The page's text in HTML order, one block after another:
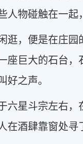
人物碰触在一起
逛，便是在庄
座巨大的石台
好之声。
六星斗宗左右
在酒肆靠窗处